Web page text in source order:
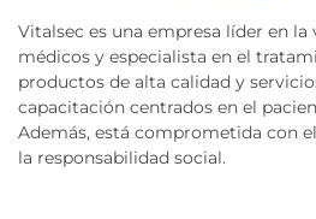
Vitalsec es una empresa líder en la
médicos y especialista en el
productos de alta calidad y
capacitación centrados en el
Además, está comprometida con
la responsabilidad social.